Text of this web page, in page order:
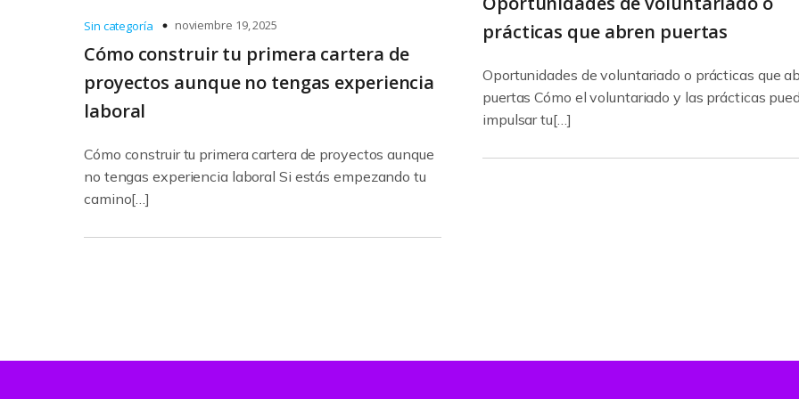
prácticas que abren puertas
Oportunidades de voluntariado o prácticas que
puertas Cómo el voluntariado y las prácticas
impulsar tu[…]
Sin categoría noviembre 19, 2025
Cómo construir tu primera cartera de
proyectos aunque no tengas experiencia
laboral
Cómo construir tu primera cartera de proyectos aunque
no tengas experiencia laboral Si estás empezando tu
camino[…]